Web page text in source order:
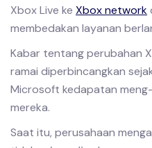
Xbox Live ke Xbox network
membedakan layanan
Kabar tentang perubahan
ramai diperbincangkan
Microsoft kedapatan
mereka.
Saat itu, perusahaan